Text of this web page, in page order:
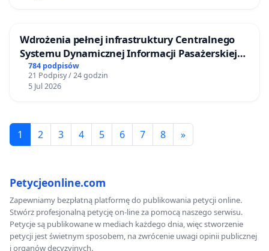
Wdrożenia pełnej infrastruktury Centralnego
Systemu Dynamicznej Informacji Pasażerskiej
(CSDiP) na stacji kolejowej w Łomży
784 podpisów
21 Podpisy / 24 godzin
5 Jul 2026
1 2 3 4 5 6 7 8 »
Petycjeonline.com
Zapewniamy bezpłatną platformę do publikowania petycji online.
Stwórz profesjonalną petycję on-line za pomocą naszego serwisu.
Petycje są publikowane w mediach każdego dnia, więc stworzenie
petycji jest świetnym sposobem, na zwrócenie uwagi opinii publicznej
i organów decyzyjnych.